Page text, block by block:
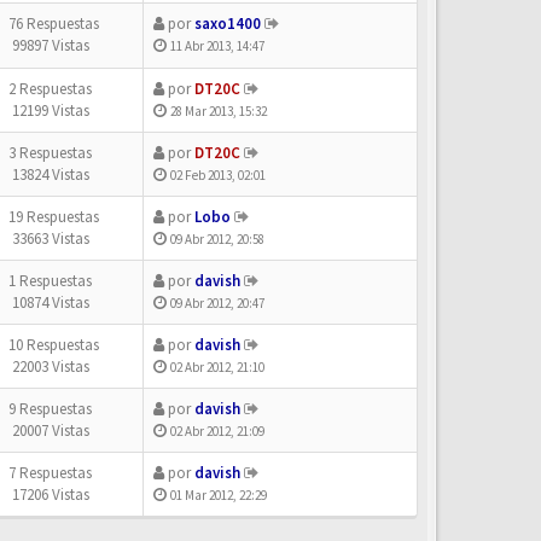
76 Respuestas
99897 Vistas
porsaxo1400
11 Abr 2013, 14:47
2 Respuestas
12199 Vistas
porDT20C
28 Mar 2013, 15:32
3 Respuestas
13824 Vistas
porDT20C
02 Feb 2013, 02:01
19 Respuestas
33663 Vistas
porLobo
09 Abr 2012, 20:58
1 Respuestas
10874 Vistas
pordavish
09 Abr 2012, 20:47
10 Respuestas
22003 Vistas
pordavish
02 Abr 2012, 21:10
9 Respuestas
20007 Vistas
pordavish
02 Abr 2012, 21:09
7 Respuestas
17206 Vistas
pordavish
01 Mar 2012, 22:29